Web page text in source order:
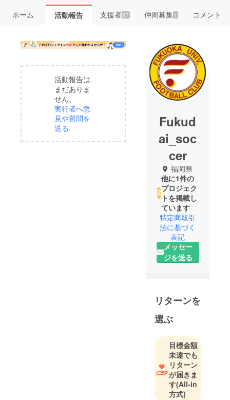
ホーム 活動報告 支援者87 仲間募集 1 コメント
活動報告は
まだありま
せん。
実行者へ意
見や質問を
送る
Fukud
ai_soc
cer
福岡県
他に1件の
プロジェク
トを掲載し
ています
特定商取引
法に基づく
表記
メッセー
ジを送る
リターンを
選ぶ
目標金額
未達でも
リターン
が届きま
す(All-in
方式)